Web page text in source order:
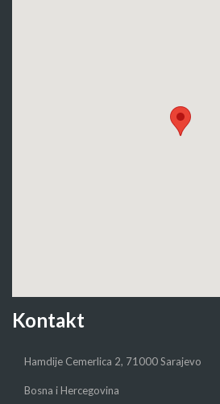
Kontakt
Hamdije Cemerlica 2, 71000 Sarajevo
Bosna i Hercegovina